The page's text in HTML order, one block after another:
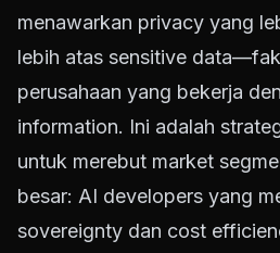
menawarkan privacy yang
lebih atas sensitive
perusahaan yang bekerja
information. Ini adalah
untuk merebut market
besar: AI developers yang
sovereignty dan cost